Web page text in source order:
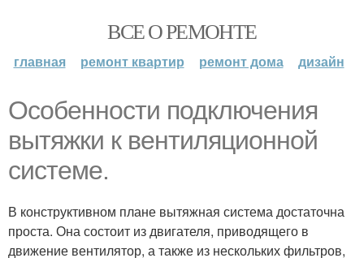
ВСЕ О РЕМОНТЕ
главная ремонт квартир ремонт дома дизайн
Особенности подключения
вытяжки к вентиляционной
системе.
В конструктивном плане вытяжная система достаточна
проста. Она состоит из двигателя, приводящего в
движение вентилятор, а также из нескольких фильтров,